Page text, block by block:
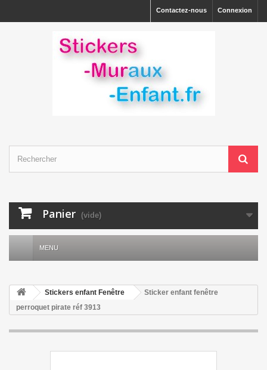
Connexion
Contactez-nous
Panier (vide)
MENU
Stickers enfant Fenêtre
Sticker enfant fenêtre
perroquet pirate réf 3913